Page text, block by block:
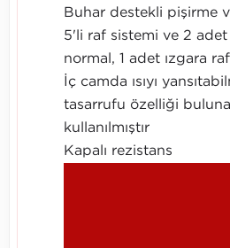
Buhar destekli pişirme
5'li raf sistemi ve 2
normal, 1 adet ızgara
İç camda ısıyı
tasarrufu özelliği
kullanılmıştır
Kapalı rezistans